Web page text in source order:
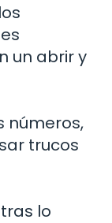
un abrir y
números,
trucos
lo